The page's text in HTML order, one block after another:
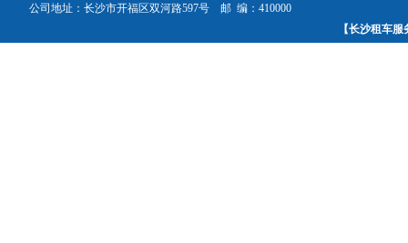
公司地址：长沙市开福区双河路597号 邮 编：410000
【长沙租车